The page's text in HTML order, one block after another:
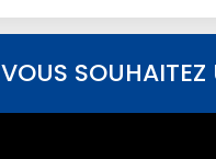
VOUS